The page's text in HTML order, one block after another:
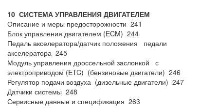
10 СИСТЕМА УПРАВЛЕНИЯ ДВИГАТЕЛЕМ
Описание и меры предосторожности 241
Блок управления двигателем (ECM) 244
Педаль акселератора/датчик положения педали
акселератора 245
Модуль управления дроссельной заслонкой с
электроприводом (ETC) (бензиновые двигатели) 246
Регулятор подачи воздуха (дизельные двигатели) 247
Датчики системы 248
Сервисные данные и спецификация 263